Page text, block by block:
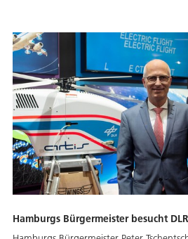
Hamburgs Bürgermeister besucht